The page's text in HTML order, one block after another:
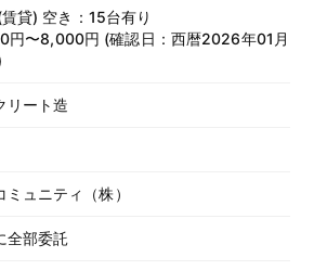
貸) 空き：15台有り
円〜8,000円 (確認日：西暦2026年01月
リート造
ュニティ（株）
全部委託